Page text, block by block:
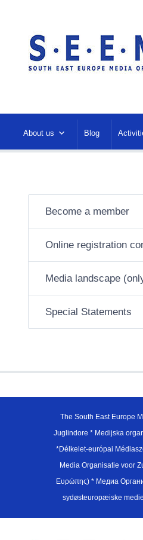
About us Blog
Become a member
Online registration
Media landscape
Special Statements
The South East Europe
Juglindore * Medijska
*Délkelet-európai
Media Organisatie voor
Ευρώπης) * Медиа